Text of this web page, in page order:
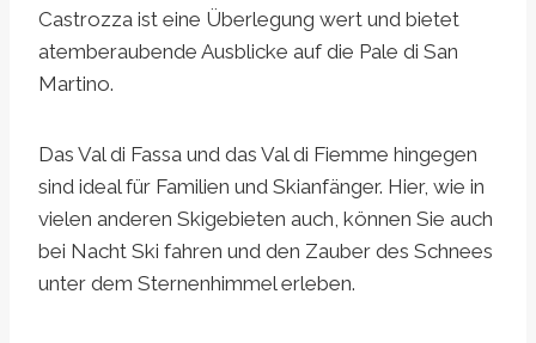
Castrozza ist eine Überlegung wert und bietet
atemberaubende Ausblicke auf die Pale di San
Martino.
Das Val di Fassa und das Val di Fiemme hingegen
sind ideal für Familien und Skianfänger. Hier, wie in
vielen anderen Skigebieten auch, können Sie auch
bei Nacht Ski fahren und den Zauber des Schnees
unter dem Sternenhimmel erleben.